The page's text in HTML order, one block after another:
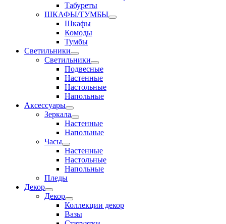
Табуреты
ШКАФЫ/ТУМБЫ
Шкафы
Комоды
Тумбы
Светильники
Светильники
Подвесные
Настенные
Настольные
Напольные
Аксессуары
Зеркала
Настенные
Напольные
Часы
Настенные
Настольные
Напольные
Пледы
Декор
Декор
Коллекции декор
Вазы